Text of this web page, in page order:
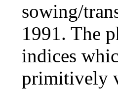
sowing/
1991. The
indices
primitively